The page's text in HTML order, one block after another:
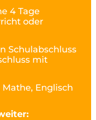
4 Tage
oder
Schulabschluss
mit
Mathe, Englisch